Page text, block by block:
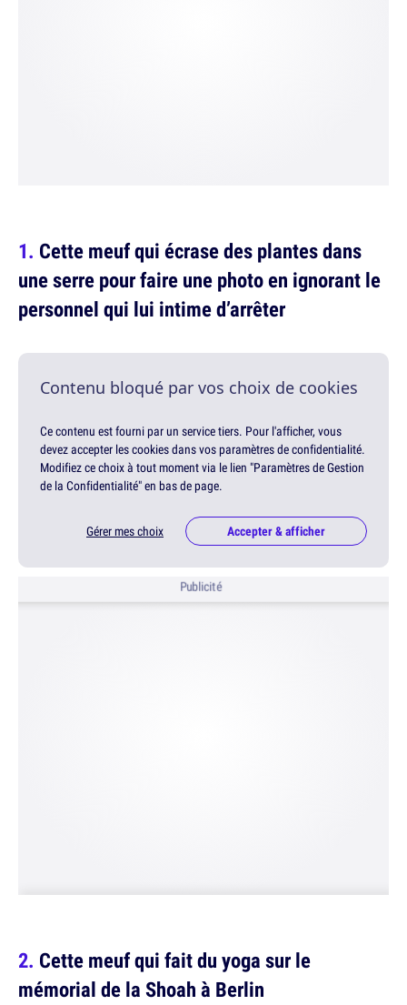
Cette meuf qui écrase des plantes dans
une serre pour faire une photo en ignorant le
personnel qui lui intime d’arrêter
Contenu bloqué par vos choix de cookies
Ce contenu est fourni par un service tiers. Pour l'afficher, vous
devez accepter les cookies dans vos paramètres de confidentialité.
Modifiez ce choix à tout moment via le lien "Paramètres de Gestion
de la Confidentialité" en bas de page.
Gérer mes choix Accepter & afficher
Publicité
Cette meuf qui fait du yoga sur le
mémorial de la Shoah à Berlin